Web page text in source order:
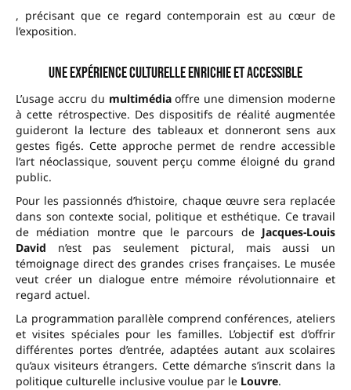
, précisant que ce regard contemporain est au cœur de
l’exposition.
Une expérience culturelle enrichie et accessible
L’usage accru du multimédiaoffre une dimension moderne
à cette rétrospective. Des dispositifs de réalité augmentée
guideront la lecture des tableaux et donneront sens aux
gestes figés. Cette approche permet de rendre accessible
l’art néoclassique, souvent perçu comme éloigné du grand
public.
Pour les passionnés d’histoire, chaque œuvre sera replacée
dans son contexte social, politique et esthétique. Ce travail
de médiation montre que le parcours de Jacques-Louis
David n’est pas seulement pictural, mais aussi un
témoignage direct des grandes crises françaises. Le musée
veut créer un dialogue entre mémoire révolutionnaire et
regard actuel.
La programmation parallèle comprend conférences, ateliers
et visites spéciales pour les familles. L’objectif est d’offrir
différentes portes d’entrée, adaptées autant aux scolaires
qu’aux visiteurs étrangers. Cette démarche s’inscrit dans la
politique culturelle inclusive voulue par le Louvre.